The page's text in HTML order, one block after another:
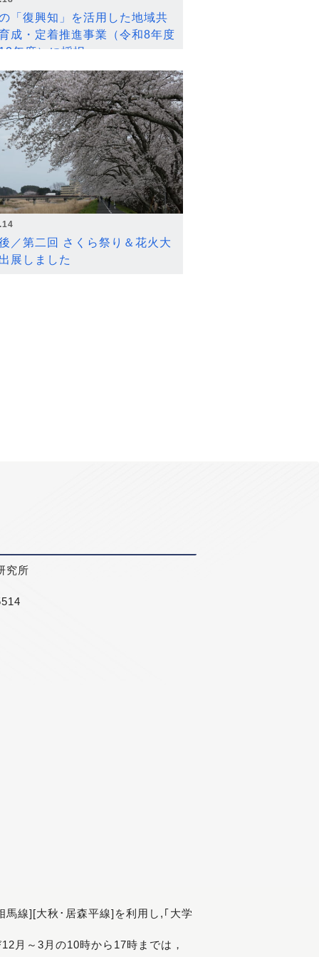
「復興知」を活用した地域共
成・定着推進事業（令和8年度
年度）に採択
／第二回 さくら祭り＆花火大
展しました
究所
線][大秋･居森平線]を利用し,｢大学
月～3月の10時から17時までは，